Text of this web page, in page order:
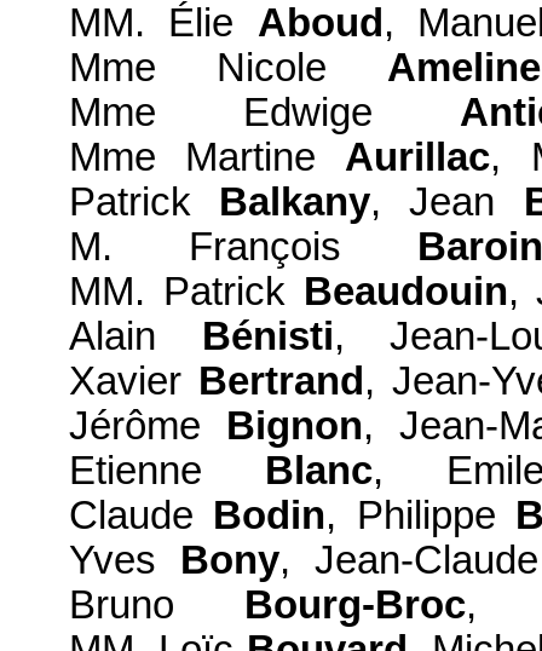
MM. Élie Aboud,
Mme Nicole Ameline
Mme Edwige
Mme Martine Aurillac,
Patrick Balkany, Jean
M. François
MM. Patrick Beaudouin,
Alain Bénisti, Jean-
Xavier Bertrand, Jean-
Jérôme Bignon, Jean-
Etienne Blanc,
Claude Bodin, Philippe
Yves Bony, Jean-
Bruno Bourg-Broc,